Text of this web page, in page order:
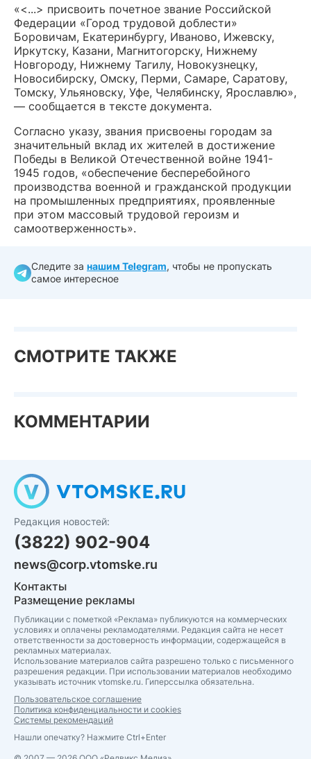
«<...> присвоить почетное звание Российской
Федерации «Город трудовой доблести»
Боровичам, Екатеринбургу, Иваново, Ижевску,
Иркутску, Казани, Магнитогорску, Нижнему
Новгороду, Нижнему Тагилу, Новокузнецку,
Новосибирску, Омску, Перми, Самаре, Саратову,
Томску, Ульяновску, Уфе, Челябинску, Ярославлю»,
— сообщается в тексте документа.
Согласно указу, звания присвоены городам за
значительный вклад их жителей в достижение
Победы в Великой Отечественной войне 1941-
1945 годов, «обеспечение бесперебойного
производства военной и гражданской продукции
на промышленных предприятиях, проявленные
при этом массовый трудовой героизм и
самоотверженность».
Следите за нашим Telegram, чтобы не пропускать
самое интересное
СМОТРИТЕ ТАКЖЕ
КОММЕНТАРИИ
Редакция новостей:
(3822) 902-904
news@corp.vtomske.ru
Контакты
Размещение рекламы
Публикации с пометкой «Реклама» публикуются на коммерческих
условиях и оплачены рекламодателями. Редакция сайта не несет
ответственности за достоверность информации, содержащейся в
рекламных материалах.
Использование материалов сайта разрешено только с письменного
разрешения редакции. При использовании материалов необходимо
указывать источник vtomske.ru. Гиперссылка обязательна.
Пользовательское соглашение
Политика конфиденциальности и cookies
Системы рекомендаций
Нашли опечатку? Нажмите Ctrl+Enter